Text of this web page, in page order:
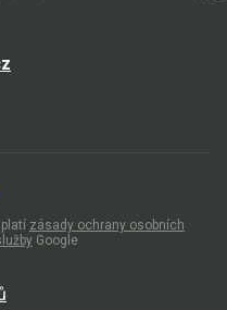
zásady ochrany osobních
Google